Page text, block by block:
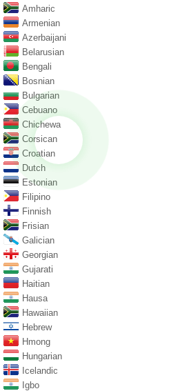
Amharic
Armenian
Azerbaijani
Belarusian
Bengali
Bosnian
Bulgarian
Cebuano
Chichewa
Corsican
Croatian
Dutch
Estonian
Filipino
Finnish
Frisian
Galician
Georgian
Gujarati
Haitian
Hausa
Hawaiian
Hebrew
Hmong
Hungarian
Icelandic
Igbo